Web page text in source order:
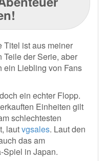
Titel ist aus meiner
Teile der Serie, aber
ein Liebling von Fans
ein echter Flopp.
Einheiten gilt
schlechtesten
lautvgsales. Laut den
das am
Spiel in Japan.